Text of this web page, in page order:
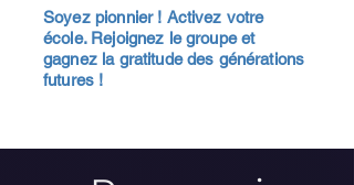
Soyez pionnier ! Activez votre
école. Rejoignez le groupe et
gagnez la gratitude des générations
futures !